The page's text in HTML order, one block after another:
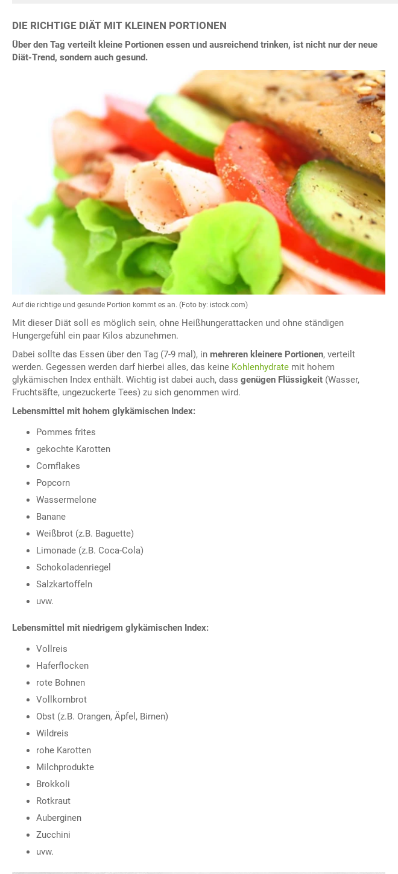
DIE RICHTIGE DIÄT MIT KLEINEN PORTIONEN
Über den Tag verteilt kleine Portionen essen und ausreichend trinken, ist nicht nur der neue
Diät-Trend, sondern auch gesund.
Auf die richtige und gesunde Portion kommt es an. (Foto by: istock.com)
Mit dieser Diät soll es möglich sein, ohne Heißhungerattacken und ohne ständigen
Hungergefühl ein paar Kilos abzunehmen.
Dabei sollte das Essen über den Tag (7-9 mal), in mehreren kleinere Portionen, verteilt
werden. Gegessen werden darf hierbei alles, das keine Kohlenhydrate mit hohem
glykämischen Index enthält. Wichtig ist dabei auch, dass genügen Flüssigkeit (Wasser,
Fruchtsäfte, ungezuckerte Tees) zu sich genommen wird.
Lebensmittel mit hohem glykämischen Index:
Pommes frites
gekochte Karotten
Cornflakes
Popcorn
Wassermelone
Banane
Weißbrot (z.B. Baguette)
Limonade (z.B. Coca-Cola)
Schokoladenriegel
Salzkartoffeln
uvw.
Lebensmittel mit niedrigem glykämischen Index:
Vollreis
Haferflocken
rote Bohnen
Vollkornbrot
Obst (z.B. Orangen, Äpfel, Birnen)
Wildreis
rohe Karotten
Milchprodukte
Brokkoli
Rotkraut
Auberginen
Zucchini
uvw.